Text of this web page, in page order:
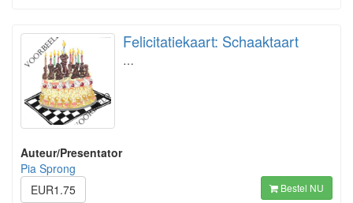
Felicitatiekaart: Schaaktaart
…
Auteur/Presentator
Pia Sprong
EUR1.75
Bestel NU